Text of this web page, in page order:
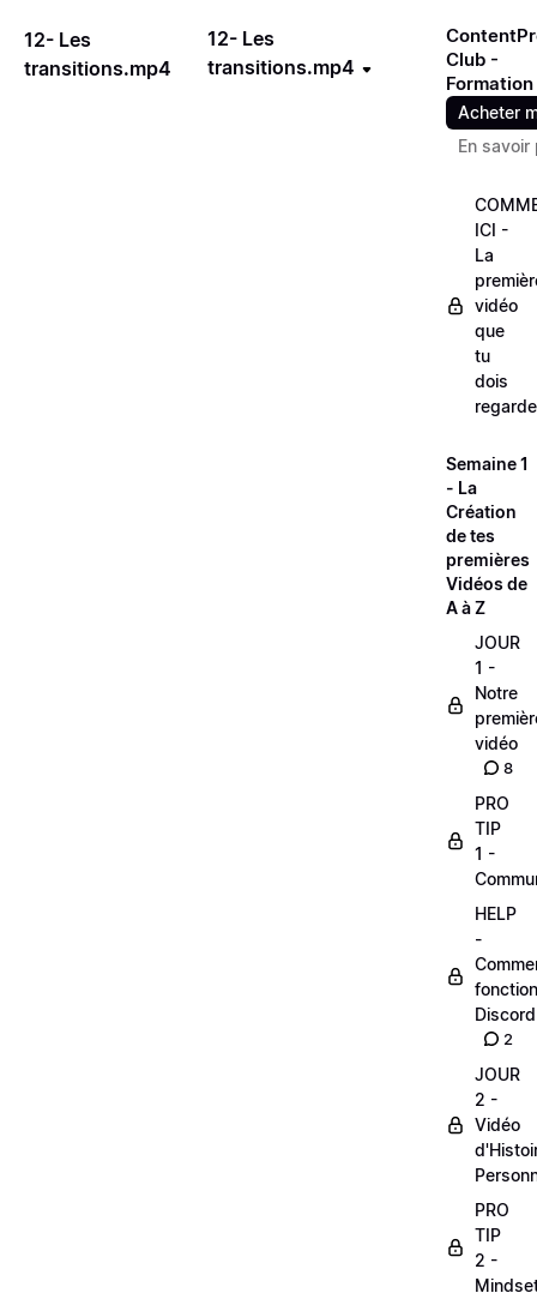
12- Les
transitions.mp4
12- Les
transitions.mp4
Club -
Formation
Acheter
En savoir
ICI -
La
vidéo
que
tu
dois
Semaine 1
- La
Création
de tes
premières
Vidéos de
A à Z
JOUR
1 -
Notre
vidéo
8
PRO
TIP
1 -
HELP
-
Discord
2
JOUR
2 -
Vidéo
PRO
TIP
2 -